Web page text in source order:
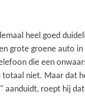
heel goed
grote groene auto
die een
niet. Maar dat
roept hij